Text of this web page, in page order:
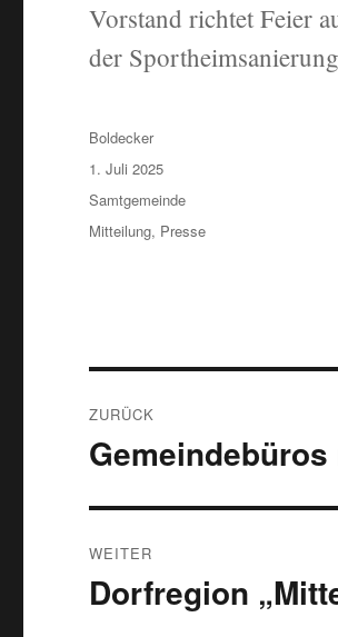
Vorstand richtet Feier
der Sportheimsanierung
Autor
Boldecker
Veröffentlicht
am
1. Juli 2025
Kategorien
Samtgemeinde
Schlagwörter
Mitteilung, Presse
ZURÜCK
Vorheriger
WEITER
Nächster
Dorfregion